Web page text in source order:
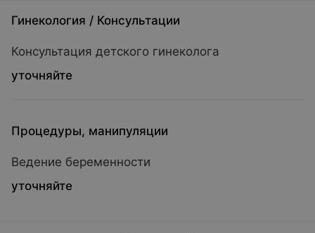
Гинекология / Консультации
Консультация детского гинеколога
уточняйте
Процедуры, манипуляции
Ведение беременности
уточняйте